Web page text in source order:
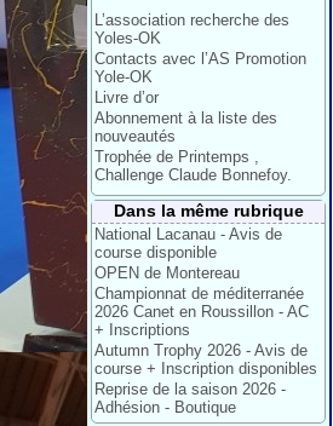
L’association recherche des
Yoles-OK
Contacts avec l’AS Promotion
Yole-OK
Livre d’or
Abonnement à la liste des
nouveautés
Trophée de Printemps ,
Challenge Claude Bonnefoy.
Dans la même rubrique
National Lacanau - Avis de
course disponible
OPEN de Montereau
Championnat de méditerranée
2026 Canet en Roussillon - AC
+ Inscriptions
Autumn Trophy 2026 - Avis de
course + Inscription disponibles
Reprise de la saison 2026 -
Adhésion - Boutique